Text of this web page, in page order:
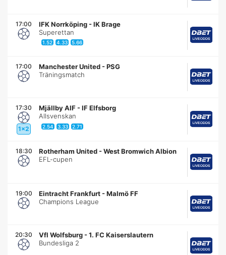
17:00 IFK Norrköping -IK Brage
Superettan
1.52 4.33 5.66
17:00 Manchester United -PSG
Träningsmatch
17:30
1x2
Mjällby AIF -IF Elfsborg
Allsvenskan
2.54 3.33 2.71
18:30 Rotherham United -West Bromwich Albion
EFL-cupen
19:00 Eintracht Frankfurt -Malmö FF
Champions League
20:30 Vfl Wolfsburg -1. FC Kaiserslautern
Bundesliga 2